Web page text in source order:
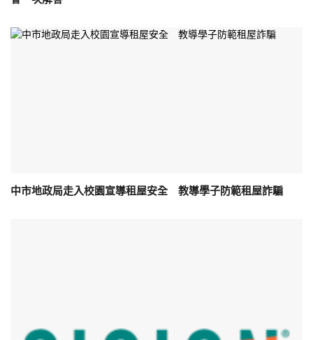
中市地政局走入校園宣導租屋安全 教導學子防範租屋詐騙